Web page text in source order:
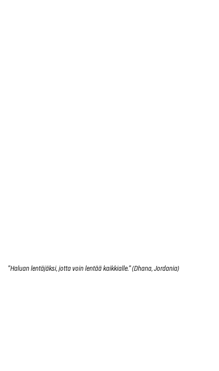
"Haluan lentäjäksi, jotta voin lentää kaikkialle." (Dhana, Jordania)